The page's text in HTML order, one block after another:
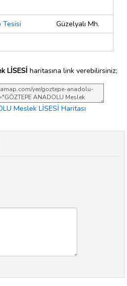
Tesisi
Güzelyalı Mh.
LİSESİharitasına link verebilirsiniz;
Meslek LİSESİ Haritası